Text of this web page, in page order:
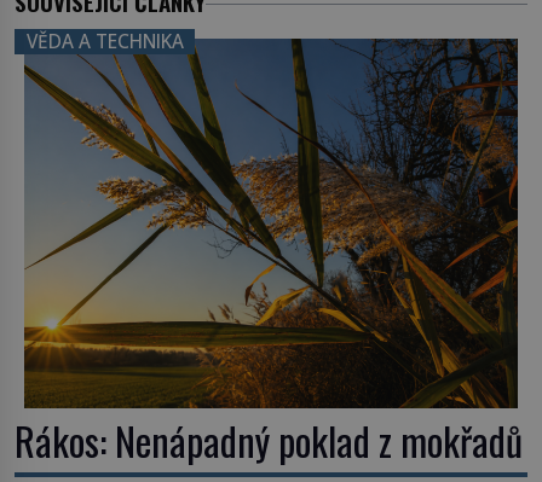
VĚDA A TECHNIKA
Rákos: Nenápadný poklad z mokřadů